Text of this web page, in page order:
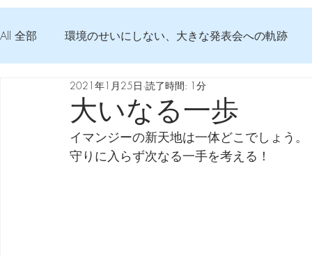
All 全部 環境のせいにしない、大きな発表会への軌跡
弦交換の記録 DTM 始める 知っておきたいコト
Imanjy Studio 使われているモノ 食べんじーの美味
大いなる一歩
2021年1月25日 読了時間: 1分
イマンジーの新天地は一体どこでしょう。
守りに入らず次なる一手を考える！